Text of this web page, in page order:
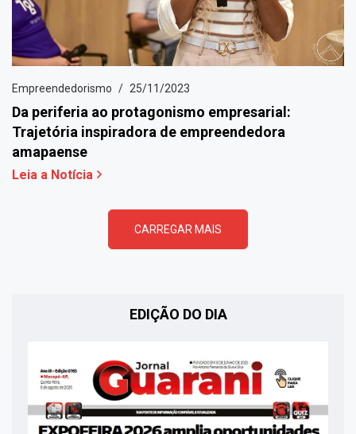
Empreendedorismo 25/11/2023
Da periferia ao protagonismo empresarial:
Trajetória inspiradora de empreendedora
amapaense
Leia a Notícia
CARREGAR MAIS
EDIÇÃO DO DIA